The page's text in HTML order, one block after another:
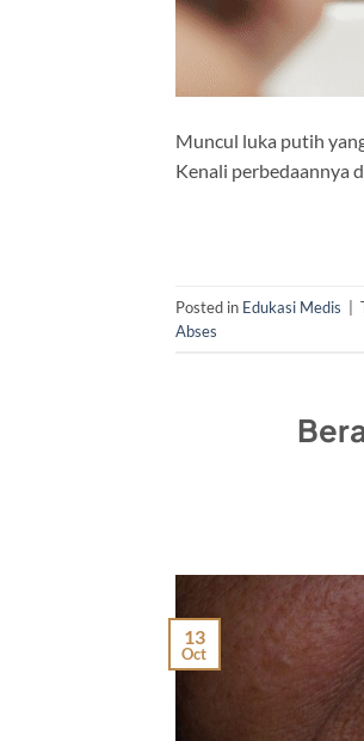
Muncul luka putih
Kenali perbedaannya
Posted in Edukasi Medis
Abses
13
Oct